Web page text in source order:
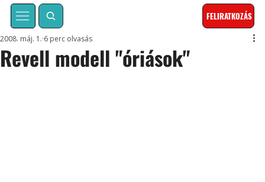
FELIRATKOZÁS
Revell modell "óriások"
2008. máj. 1. 6 perc olvasás